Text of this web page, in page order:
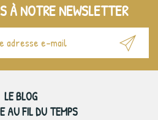
À NOTRE NEWSLETTER
LE BLOG
AU FIL DU TEMPS